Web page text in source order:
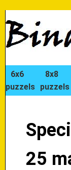
6x6
puzzels
8x8
puzzels
25